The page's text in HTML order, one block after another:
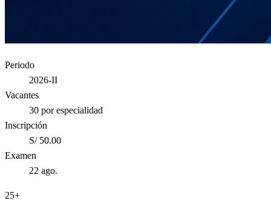
Periodo
2026-II
Vacantes
30 por especialidad
Inscripción
S/ 50.00
Examen
22 ago.
25+